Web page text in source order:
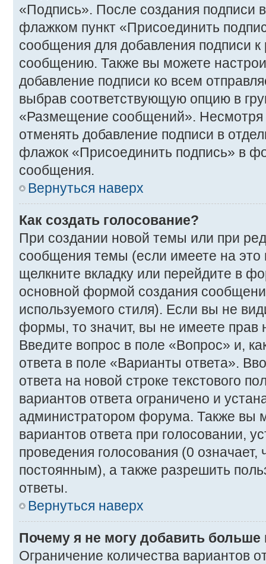
«Подпись». После создания подписи
флажком пункт «Присоединить
сообщения для добавления подписи
сообщению. Также вы можете
добавление подписи ко всем
выбрав соответствующую опцию в
«Размещение сообщений». Несмотря
отменять добавление подписи в
флажок «Присоединить подпись» в
сообщения.
Вернуться наверх
Как создать голосование?
При создании новой темы или при
сообщения темы (если имеете на
щелкните вкладку или перейдите в
основной формой создания
используемого стиля). Если вы не
формы, то значит, вы не имеете прав
Введите вопрос в поле «Вопрос» и,
ответа в поле «Варианты ответа».
ответа на новой строке текстового
вариантов ответа ограничено и
администратором форума. Также вы
вариантов ответа при голосовании,
проведения голосования (0 означает,
постоянным), а также разрешить
ответы.
Вернуться наверх
Почему я не могу добавить больше
Ограничение количества вариантов